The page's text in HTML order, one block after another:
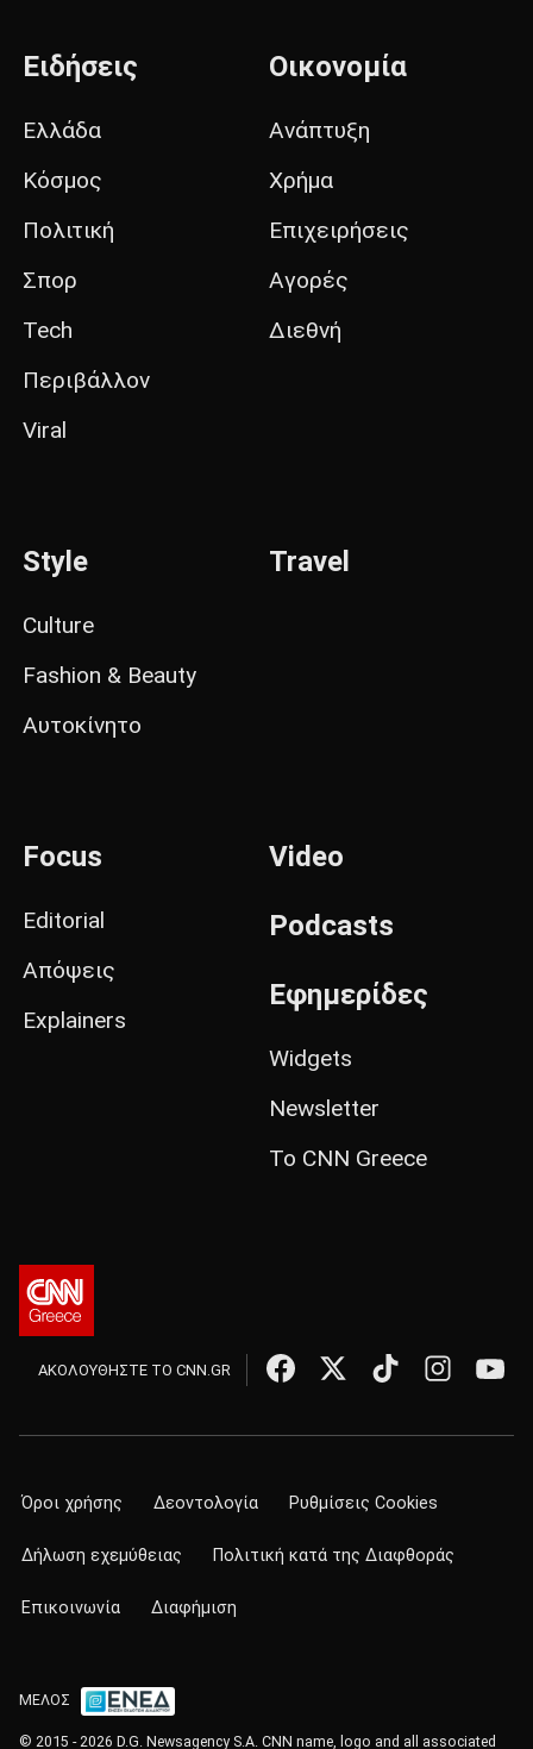
Ειδήσεις
Ελλάδα
Κόσμος
Πολιτική
Σπορ
Tech
Περιβάλλον
Viral
Οικονομία
Ανάπτυξη
Χρήμα
Επιχειρήσεις
Αγορές
Διεθνή
Style
Culture
Fashion & Beauty
Αυτοκίνητο
Travel
Focus
Editorial
Απόψεις
Explainers
Video
Podcasts
Εφημερίδες
Widgets
Newsletter
Το CNN Greece
ΑΚΟΛΟΥΘΗΣΤΕ ΤΟ CNN.GR
Όροι χρήσης Δεοντολογία Ρυθμίσεις Cookies
Δήλωση εχεμύθειας Πολιτική κατά της Διαφθοράς
Επικοινωνία Διαφήμιση
ΜΕΛΟΣ
© 2015 - 2026 D.G. Newsagency S.A. CNN name, logo and all associated